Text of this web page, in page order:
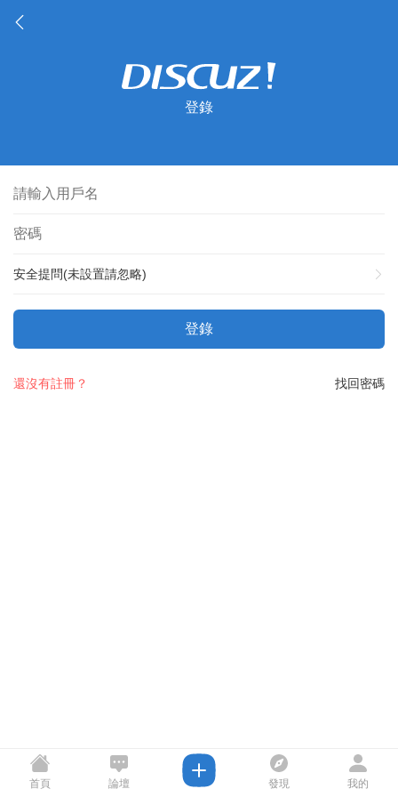
登錄
安全提問(未設置請忽略)
登錄
找回密碼
還沒有註冊？
首頁 論壇 發現 我的